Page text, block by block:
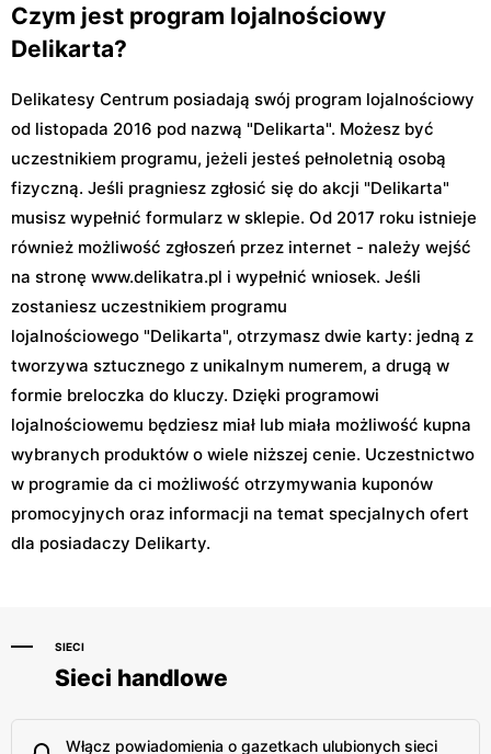
Czym jest program lojalnościowy
Delikarta?
Delikatesy Centrum posiadają swój program lojalnościowy
od listopada 2016 pod nazwą "Delikarta". Możesz być
uczestnikiem programu, jeżeli jesteś pełnoletnią osobą
fizyczną. Jeśli pragniesz zgłosić się do akcji "Delikarta"
musisz wypełnić formularz w sklepie. Od 2017 roku istnieje
również możliwość zgłoszeń przez internet - należy wejść
na stronę www.delikatra.pl i wypełnić wniosek. Jeśli
zostaniesz uczestnikiem programu
lojalnościowego "Delikarta", otrzymasz dwie karty: jedną z
tworzywa sztucznego z unikalnym numerem, a drugą w
formie breloczka do kluczy. Dzięki programowi
lojalnościowemu będziesz miał lub miała możliwość kupna
wybranych produktów o wiele niższej cenie. Uczestnictwo
w programie da ci możliwość otrzymywania kuponów
promocyjnych oraz informacji na temat specjalnych ofert
dla posiadaczy Delikarty.
SIECI
Sieci handlowe
Włącz powiadomienia o gazetkach ulubionych sieci